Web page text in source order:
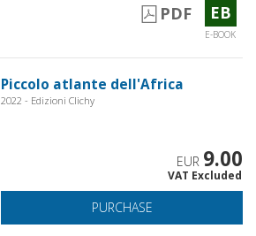
PDF EB
E-BOOK
Piccolo atlante dell'Africa
2022 - Edizioni Clichy
EUR 9.00
VAT Excluded
PURCHASE